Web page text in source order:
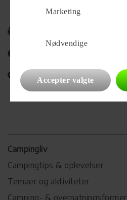
Campingvognens placering
Campingliv
Campingtips & oplevelser
Temaer og aktiviteter
Camping- & overnatningsformer
Marketing
Nødvendige
Accepter valgte